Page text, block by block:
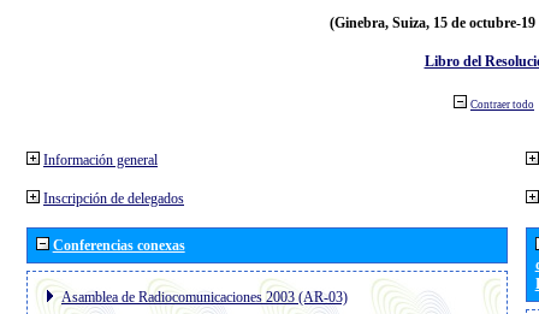
(Ginebra, Suiza, 15 de octubre-19
Libro del
Contraer todo
Información general
Inscripción de delegados
Conferencias conexas
Asamblea de Radiocomunicaciones 2003 (AR-03)